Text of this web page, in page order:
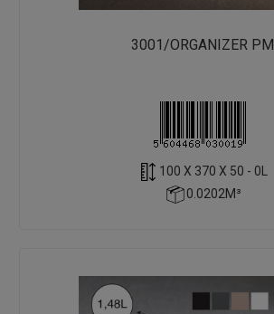
3001/ORGANIZER PM
100 X 370 X 50 - 0L
0.0202M³